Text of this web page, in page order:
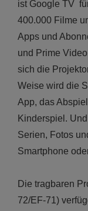
ist Google TV
400.000 Filme
Apps und
und Prime
sich die
Weise wird die
App, das
Kinderspiel.
Serien, Fotos
Smartphone
Die tragbaren
72/EF-71)